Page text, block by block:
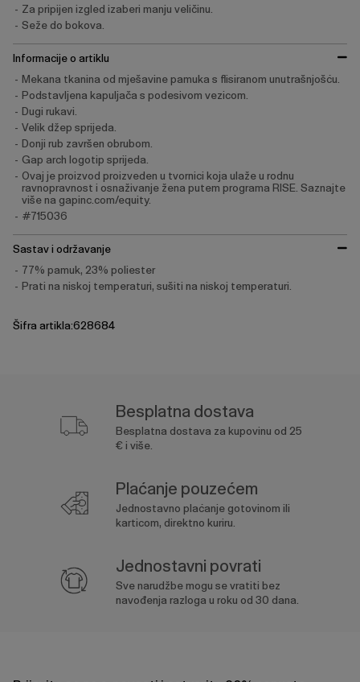
Za pripijen izgled izaberi manju veličinu.
Seže do bokova.
Informacije o artiklu
Mekana tkanina od mješavine pamuka s flisiranom unutrašnjošću.
Podstavljena kapuljača s podesivom vezicom.
Dugi rukavi.
Velik džep sprijeda.
Donji rub završen obrubom.
Gap arch logotip sprijeda.
Ovaj je proizvod proizveden u tvornici koja ulaže u rodnu
ravnopravnost i osnaživanje žena putem programa RISE. Saznajte
više na gapinc.com/equity.
#715036
Sastav i održavanje
77% pamuk, 23% poliester
Prati na niskoj temperaturi, sušiti na niskoj temperaturi.
Šifra artikla:628684
Besplatna dostava
Besplatna dostava za kupovinu od 25
€ i više.
Plaćanje pouzećem
Jednostavno plaćanje gotovinom ili
karticom, direktno kuriru.
Jednostavni povrati
Sve narudžbe mogu se vratiti bez
navođenja razloga u roku od 30 dana.